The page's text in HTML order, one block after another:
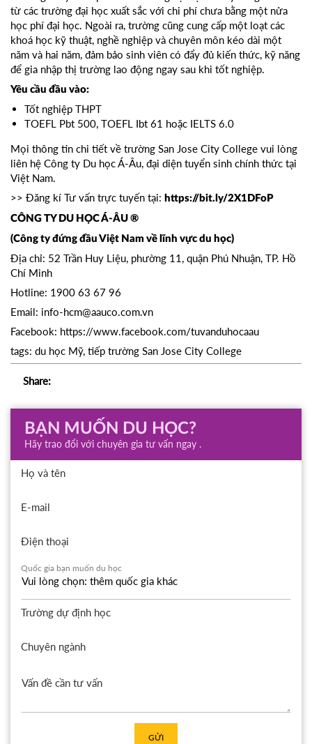
từ các trường đại học xuất sắc với chi phí chưa bằng một nửa
học phí đại học. Ngoài ra, trường cũng cung cấp một loạt các
khoá học kỹ thuật, nghề nghiệp và chuyên môn kéo dài một
năm và hai năm, đảm bảo sinh viên có đẩy đủ kiến thức, kỹ năng
để gia nhập thị trường lao động ngay sau khi tốt nghiệp.
Yêu cầu đầu vào:
Tốt nghiệp THPT
TOEFL Pbt 500, TOEFL Ibt 61 hoặc IELTS 6.0
Mọi thông tin chi tiết về trường San Jose City College vui lòng
liên hệ Công ty Du học Á-Âu, đại diện tuyển sinh chính thức tại
Việt Nam.
>> Đăng kí Tư vấn trực tuyến tại: https://bit.ly/2X1DFoP
CÔNG TY DU HỌC Á-ÂU ®
(Công ty đứng đầu Việt Nam về lĩnh vực du học)
Địa chỉ: 52 Trần Huy Liệu, phường 11, quận Phú Nhuận, TP. Hồ
Chí Minh
Hotline: 1900 63 67 96
Email: info-hcm@aauco.com.vn
Facebook: https://www.facebook.com/tuvanduhocaau
tags: du học Mỹ, tiếp trường San Jose City College
Share:
BẠN MUỐN DU HỌC?
Hãy trao đổi với chuyên gia tư vấn ngay .
Họ và tên
E-mail
Điện thoại
Quốc gia bạn muốn du học
Trường dự định học
Chuyên ngành
GỬI